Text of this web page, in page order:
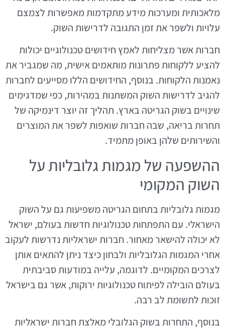
מלאכותית ומערכות מידע מתקדמות מאפשרות לצמצם
עלויות ולשפר את זמן התגובה לדרישות השוק.
חברות אשר מצליחות לאמץ חידושים טכנולוגיים יכולות
להציע ללקוחות פתרונות מותאמים אישית, מה שמגביר את
נאמנות הלקוחות. בנוסף, החידושים הללו מסייעים לחברות
להגיב לדרישות השוק המשתנות במהירות, כפי שמדגימים
שינויים בשוק הגריטה בארץ. תהליך זה יוצר דינמיקה של
תחרות בריאה, שבה חברות שואפות לשפר את המוצרים
והשירותים שלהן באופן מתמיד.
ההשפעה של מגמות גלובליות על
השוק המקומי
מגמות גלובליות בתחום הגריטה משפיעות גם על השוק
הישראלי. עם התפתחות טכנולוגיות חדשות בעולם, ישראל
לא יכולה להישאר מאחור. חברות ישראליות נדרשות לעקוב
אחרי המגמות הגלובליות ולבחון כיצד ניתן להתאים אותן
לצרכים המקומיים. לדוגמה, עלייה במודעות סביבתית
בעולם הובילה לפיתוח טכנולוגיות ירוקות, אשר גם בישראל
זוכות לתשומת לב רבה.
בנוסף, התחרות בשוק הגלובלי מאלצת חברות ישראליות